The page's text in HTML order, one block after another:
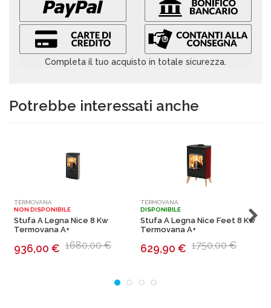
Completa il tuo acquisto in totale sicurezza.
Potrebbe interessati anche
TERMOVANA
NON DISPONIBILE
Stufa A Legna Nice 8 Kw
Termovana A+
936,00 € 1680,00 €
TERMOVANA
DISPONIBILE
Stufa A Legna Nice Feet 8 Kw
Termovana A+
629,90 € 1750,00 €